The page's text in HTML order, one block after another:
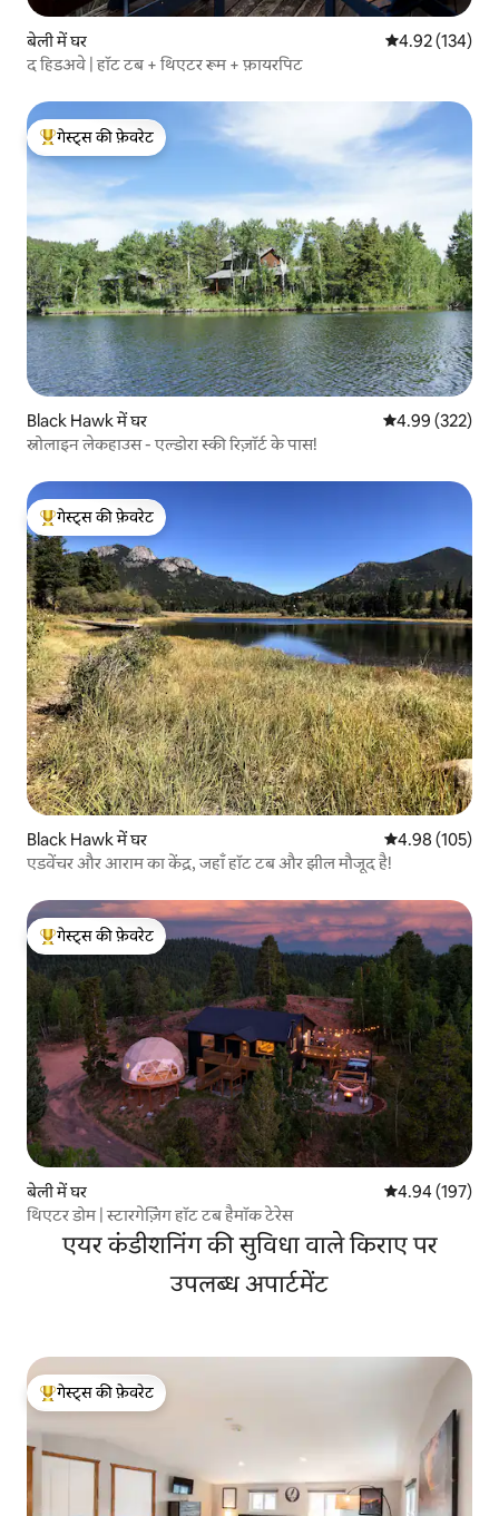
बेली में घर औसत रेटिंग 5 में से
4.92 (134)
द हिडअवे | हॉट टब + थिएटर रूम + फ़ायरपिट
गेस्ट्स का टॉप फ़ेवरेट
गेस्ट्स की फ़ेवरेट
Black Hawk में घर औसत रेटिंग 5 में से
4.99 (322)
स्नोलाइन लेकहाउस - एल्डोरा स्की रिज़ॉर्ट के पास!
गेस्ट्स का टॉप फ़ेवरेट
गेस्ट्स की फ़ेवरेट
Black Hawk में घर औसत रेटिंग 5 में से
4.98 (105)
एडवेंचर और आराम का केंद्र, जहाँ हॉट टब और झील मौजूद है!
गेस्ट्स का टॉप फ़ेवरेट
गेस्ट्स की फ़ेवरेट
बेली में घर औसत रेटिंग 5 में से
4.94 (197)
थिएटर डोम | स्टारगेज़िंग हॉट टब हैमॉक टेरेस
एयर कंडीशनिंग की सुविधा वाले किराए पर
उपलब्ध अपार्टमेंट
गेस्ट्स का टॉप फ़ेवरेट
गेस्ट्स की फ़ेवरेट